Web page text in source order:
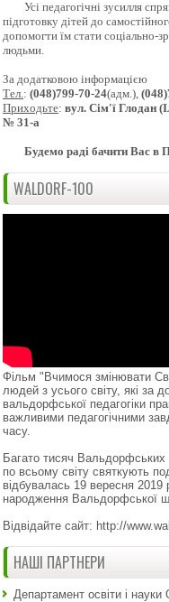
Усі педагогічні зусилля
підготовку дітей до
допомогти їм стати соціально-
людьми.
За додатковою інформацією
Тел. : (048)799-70-24(адм.),
Приходьте: вул. Сім'ї Глодан
№ 31-а
Будемо раді бачити Вас в
WALDORF-100
Фільм "Вчимося змінювати
людей з усього світу, які за
вальдорфської педагогіки
важливими педагогічними
часу.
Багато тисяч Вальдорфських
по всьому світу святкують
відбувалась 19 вересня 2019
народження Вальдорфської
Відвідайте сайт: http://
НАШІ ПАРТНЕРИ
Департамент освіти і